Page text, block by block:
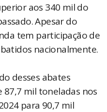
aos 340 mil do
Apesar do
tem participação de
nacionalmente.
desses abates
mil toneladas nos
para 90,7 mil